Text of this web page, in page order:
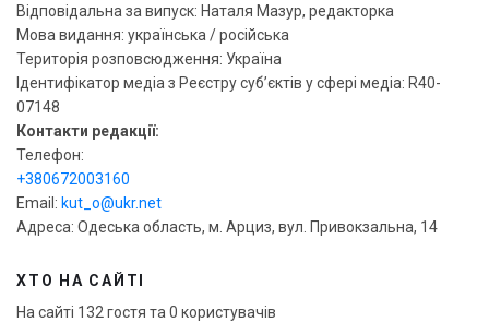
Відповідальна за випуск: Наталя Мазур, редакторка
Мова видання: українська / російська
Територія розповсюдження: Україна
Ідентифікатор медіа з Реєстру суб’єктів у сфері медіа: R40-
07148
Контакти редакції:
Телефон:
+380672003160
Email: kut_o@ukr.net
Адреса: Одеська область, м. Арциз, вул. Привокзальна, 14
ХТО НА САЙТІ
На сайті 132 гостя та 0 користувачів